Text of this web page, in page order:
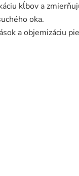
kĺbov a
oka.
a objemizáciu